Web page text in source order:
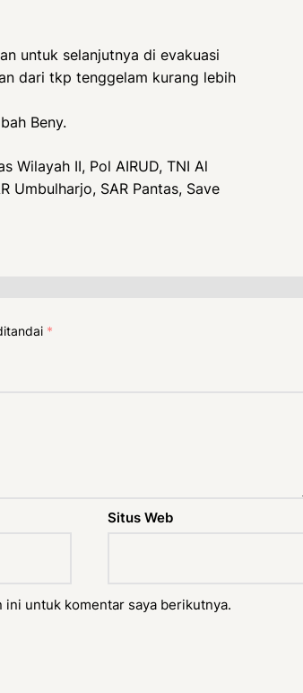
untuk selanjutnya di evakuasi
dari tkp tenggelam kurang lebih
Beny.
Wilayah II, Pol AIRUD, TNI Al
Umbulharjo, SAR Pantas, Save
*
Situs Web
ini untuk komentar saya berikutnya.